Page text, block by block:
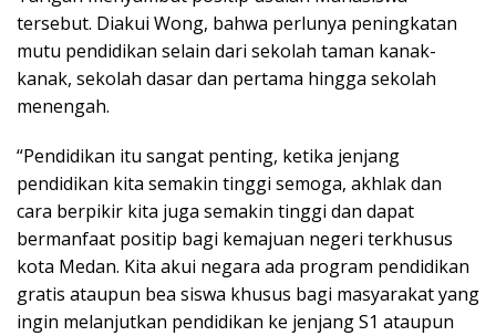
tersebut. Diakui Wong, bahwa perlunya peningkatan
mutu pendidikan selain dari sekolah taman kanak-
kanak, sekolah dasar dan pertama hingga sekolah
menengah.
“Pendidikan itu sangat penting, ketika jenjang
pendidikan kita semakin tinggi semoga, akhlak dan
cara berpikir kita juga semakin tinggi dan dapat
bermanfaat positip bagi kemajuan negeri terkhusus
kota Medan. Kita akui negara ada program pendidikan
gratis ataupun bea siswa khusus bagi masyarakat yang
ingin melanjutkan pendidikan ke jenjang S1 ataupun